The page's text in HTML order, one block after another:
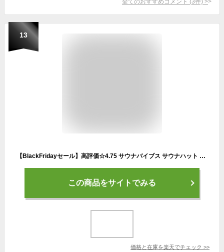
13
【BlackFridayセール】高評価☆4.75 サウナバイブス サウナハット 全11色 発色がきれいなパイル地 今治タオル認定 のぼせ防止 髪の傷み防止 深め FREEサイズ 日本製 洗濯OK 抗菌防臭 サウナ帽 サウナキャップ サウナグッズ メンズ レディース おしゃれ かわいい SAUNA VIBES
この商品をサイトでみる
価格と在庫を楽天でチェック >>